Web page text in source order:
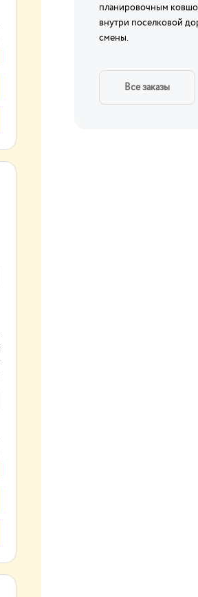
планировочным
внутри поселковой
смены.
Все заказы